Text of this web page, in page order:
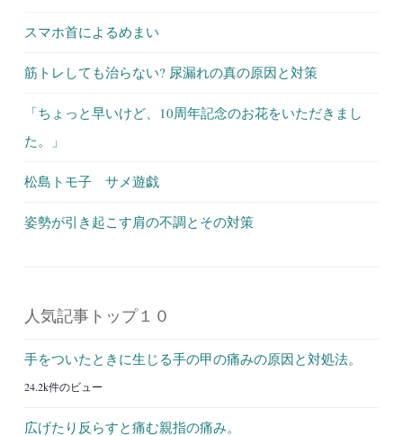
スマホ首によるめまい
筋トレしても治らない? 尿漏れの真の原因と対策
「ちょっと早いけど、10周年記念のお花をいただきまし
た。」
松島トモ子 サメ遊戯
姿勢が引き起こす肩の不調とその対策
人気記事トップ１０
手をついたときに生じる手の甲の痛みの原因と対処法。
24.2k件のビュー
広げたり反らすと痛む親指の痛み。